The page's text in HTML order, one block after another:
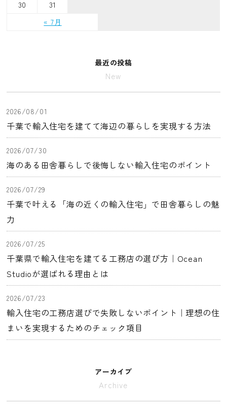
« 7月
30 31
最近の投稿
New
2026/08/01
千葉で輸入住宅を建てて海辺の暮らしを実現する方法
2026/07/30
海のある田舎暮らしで後悔しない輸入住宅のポイント
2026/07/29
千葉で叶える「海の近くの輸入住宅」で田舎暮らしの魅
力
2026/07/25
千葉県で輸入住宅を建てる工務店の選び方｜Ocean
Studioが選ばれる理由とは
2026/07/23
輸入住宅の工務店選びで失敗しないポイント｜理想の住
まいを実現するためのチェック項目
アーカイブ
Archive